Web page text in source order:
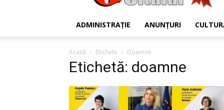
ADMINISTRAȚIE ANUNȚURI
Acasă Etichete Doamne
Etichetă: doamne